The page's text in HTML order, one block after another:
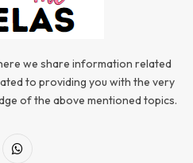
we share information related
to providing you with the very
of the above mentioned topics.
WhatsApp